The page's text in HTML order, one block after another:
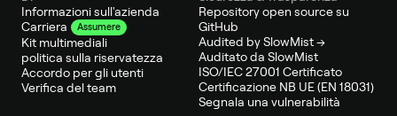
Informazioni sull'azienda
Carriera
Assumere
Kit multimediali
politica sulla riservatezza
Accordo per gli utenti
Verifica del team
Repository open source su
GitHub
Audited by SlowMist →
Auditato da SlowMist
ISO/IEC 27001 Certificato
Certificazione NB UE (EN 18031)
Segnala una vulnerabilità